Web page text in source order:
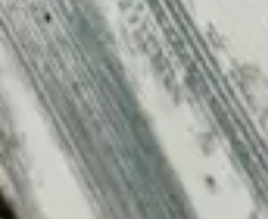
sig på sårbarheter i själva plattformen, men också i
populära plugins och sidmallar. För att hålla
installationen säker krävs regelbundna
uppdateringar, och att tredjepartsutvecklare inte
överger sina plugins. Det går inte att lämna en
WordPress-installation åt sitt öde av just denna
anledning.
För e-handel har WordPress aldrig varit ett
rekommenderat CMS eftersom det dels är mindre
säkert men också för att kompatibiliteten mellan
olika plugins måste finnas kvar efter varje
uppdatering vilket betyder att specialkodade
lösningar kommer skrivas över och måste läggas
till på nytt efteråt.